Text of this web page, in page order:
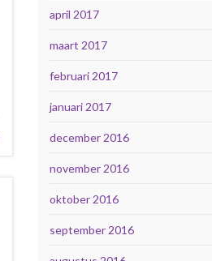
april 2017
maart 2017
februari 2017
januari 2017
december 2016
november 2016
oktober 2016
september 2016